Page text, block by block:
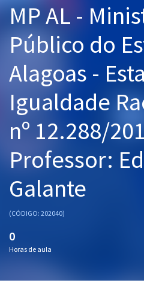
Cursos 20% OFF
Pós
Graduação
OAB
Mentorias
Questões grátis
MP AL -
Público do
Alagoas -
Igualdade
nº 12.288/
Professor:
Galante
(CÓDIGO: 202040)
0
Horas de aula